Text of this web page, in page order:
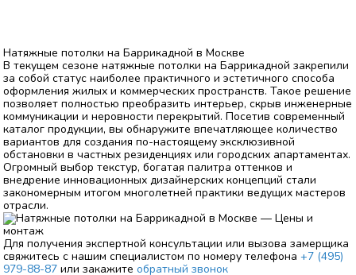
Натяжные потолки на Баррикадной в Москве
В текущем сезоне натяжные потолки на Баррикадной закрепили
за собой статус наиболее практичного и эстетичного способа
оформления жилых и коммерческих пространств. Такое решение
позволяет полностью преобразить интерьер, скрыв инженерные
коммуникации и неровности перекрытий. Посетив современный
каталог продукции, вы обнаружите впечатляющее количество
вариантов для создания по-настоящему эксклюзивной
обстановки в частных резиденциях или городских апартаментах.
Огромный выбор текстур, богатая палитра оттенков и
внедрение инновационных дизайнерских концепций стали
закономерным итогом многолетней практики ведущих мастеров
отрасли.
Для получения экспертной консультации или вызова замерщика
свяжитесь с нашим специалистом по номеру телефона+7 (495)
979-88-87 или закажитеобратный звонок